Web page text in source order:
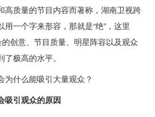
高质量的节目内容而著称，湖南卫视跨
用一个字来形容，那就是“绝”，这里
的创意、节目质量、明星阵容以及观众
极高的水平。
为什么能吸引大量观众？
吸引观众的原因